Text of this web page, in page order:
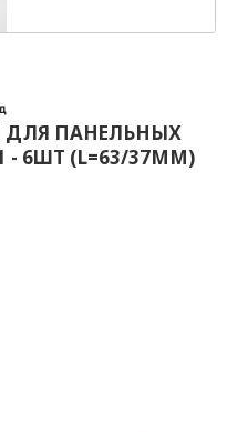
ПАНЕЛЬНЫХ
- 6ШТ (L=63/37ММ)